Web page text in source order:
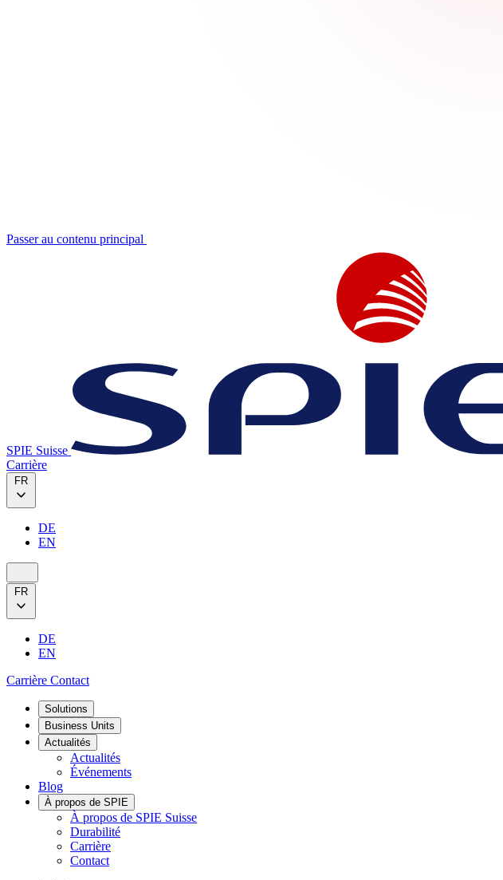
Passer au contenu principal
SPIE Suisse
Carrière
FR
DE
EN
FR
DE
EN
Carrière Contact
Solutions
Business Units
Actualités
Actualités
Événements
Blog
À propos de SPIE
À propos de SPIE Suisse
Durabilité
Carrière
Contact